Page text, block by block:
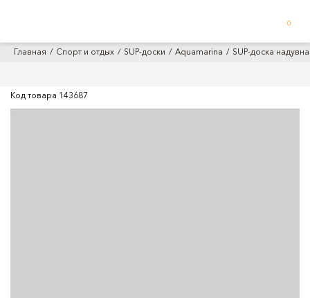
0
Главная Спорт и отдых SUP-доски Aquamarina SUP-доска
Код товара 143687